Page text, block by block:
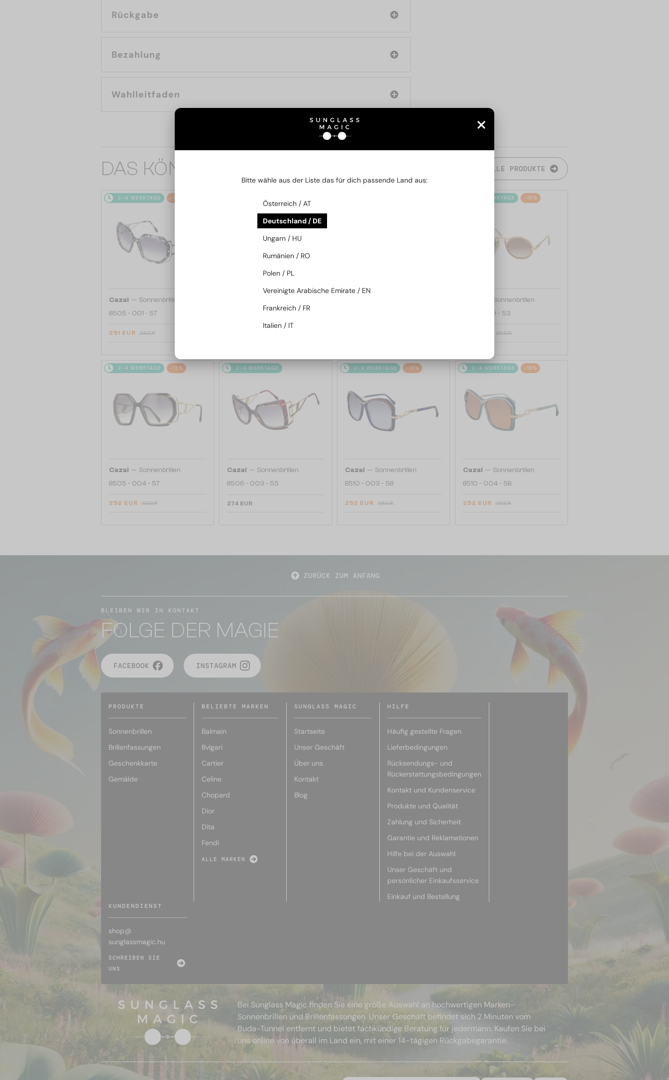
Rückgabe
Bezahlung
Wahlleitfaden
DAS KÖNNTE SIE AUCH INTERESSIEREN ALLE PRODUKTE
2-4 WERKTAGE -16%
Cazal — Sonnenbrillen
8505 - 001 - 57
251 EUR 298 EUR
186/3 - 001 - 59
2-4 WERKTAGE -10%
Sonnenbrillen
644 - 009 - 53
309 EUR
2-4 WERKTAGE -15%
Cazal — Sonnenbrillen
8505 - 004 - 57
252 EUR 298 EUR
2-4 WERKTAGE
Cazal — Sonnenbrillen
8506 - 003 - 55
274 EUR
2-4 WERKTAGE -15%
Cazal — Sonnenbrillen
8510 - 003 - 58
252 EUR 298 EUR
2-4 WERKTAGE -15%
Cazal — Sonnenbrillen
8510 - 004 - 58
252 EUR 298 EUR
ZURÜCK ZUM ANFANG
BLEIBEN WIR IN KONTAKT
FOLGE DER MAGIE
FACEBOOK INSTAGRAM
PRODUKTE
Sonnenbrillen
Brillenfassungen
Geschenkkarte
Gemälde
BELIEBTE MARKEN
Balmain
Bvlgari
Cartier
Celine
Chopard
Dior
Dita
Fendi
ALLE MARKEN
SUNGLASS MAGIC
Startseite
Unser Geschäft
Über uns
Kontakt
Blog
HILFE
Häufig gestellte Fragen
Lieferbedingungen
Rücksendungs- und
Rückerstattungsbedingungen
Kontakt und Kundenservice
Produkte und Qualität
Zahlung und Sicherheit
Garantie und Reklamationen
Hilfe bei der Auswahl
Unser Geschäft und
persönlicher Einkaufsservice
Einkauf und Bestellung
KUNDENDIENST
shop@
sunglassmagic.hu
SCHREIBEN SIE
UNS
Bei Sunglass Magic finden Sie eine große Auswahl an hochwertigen Marken-
Sonnenbrillen und Brillenfassungen. Unser Geschäft befindet sich 2 Minuten vom
Buda-Tunnel entfernt und bietet fachkundige Beratung für jedermann. Kaufen Sie bei
uns online von überall im Land ein, mit einer 14-tägigen Rückgabegarantie.
Bitte wähle aus der Liste das für dich passende Land aus:
Österreich / AT
Deutschland / DE
Ungarn / HU
Rumänien / RO
Polen / PL
Vereinigte Arabische Emirate / EN
Frankreich / FR
Italien / IT